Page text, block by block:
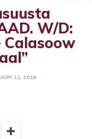
W/D:
Calasoow
21, 2018